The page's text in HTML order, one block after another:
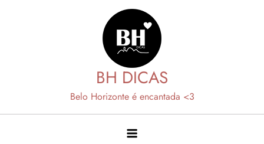
BH DICAS
Belo Horizonte é encantada <3